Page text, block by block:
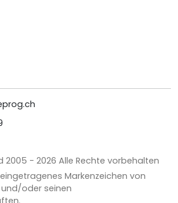
2005 - 2026 Alle Rechte vorbehalten
Markenzeichen von
oder seinen